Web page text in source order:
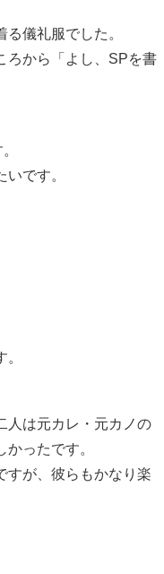
儀礼服でした。
から「よし、SPを書
です。
人は元カレ・元カノの
ったです。
すが、彼らもかなり楽